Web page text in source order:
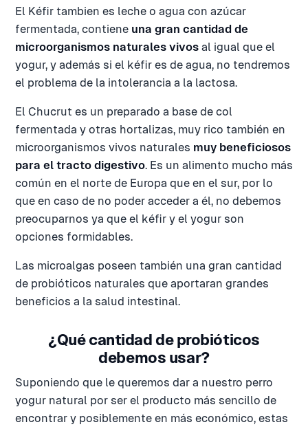
El Kéfir tambien es leche o agua con azúcar
fermentada, contiene una gran cantidad de
microorganismos naturales vivos al igual que el
yogur, y además si el kéfir es de agua, no tendremos
el problema de la intolerancia a la lactosa.
El Chucrut es un preparado a base de col
fermentada y otras hortalizas, muy rico también en
microorganismos vivos naturales muy beneficiosos
para el tracto digestivo. Es un alimento mucho más
común en el norte de Europa que en el sur, por lo
que en caso de no poder acceder a él, no debemos
preocuparnos ya que el kéfir y el yogur son
opciones formidables.
Las microalgas poseen también una gran cantidad
de probióticos naturales que aportaran grandes
beneficios a la salud intestinal.
¿Qué cantidad de probióticos
debemos usar?
Suponiendo que le queremos dar a nuestro perro
yogur natural por ser el producto más sencillo de
encontrar y posiblemente en más económico, estas